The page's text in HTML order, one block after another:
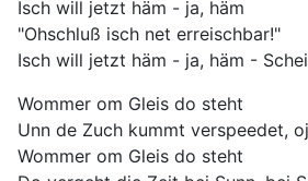
Isch will jetzt häm - ja, häm
"Ohschluß isch net erreischbar!"
Isch will jetzt häm - ja, häm -
Wommer om Gleis do steht
Unn de Zuch kummt verspeedet,
Wommer om Gleis do steht